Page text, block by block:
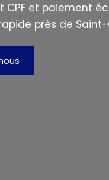
CPF et paiement
près de Saint-